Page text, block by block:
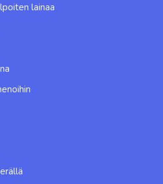
lainaa